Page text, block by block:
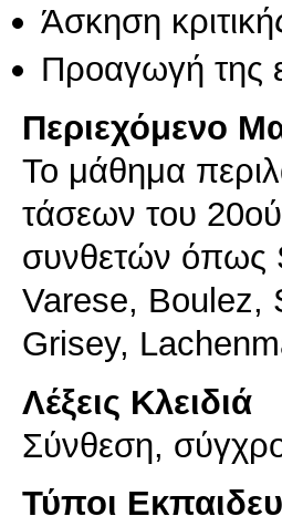
Άσκηση
Προαγωγή της
Περιεχόμενο
Το μάθημα
τάσεων του
συνθετών όπως
Varese, Boulez,
Grisey,
Λέξεις Κλειδιά
Σύνθεση,
Τύποι